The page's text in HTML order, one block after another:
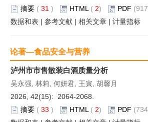
摘要 ( 31 ) HTML ( 2) PDF
数据和表 | 参考文献 | 相关文章 | 计量指标
论著—食品安全与营养
泸州市市售散装白酒质量分析
吴永强, 林莉, 何妍君, 王寅, 胡馨月
2026, 42(15): 2064-2068.
摘要 ( 33 ) HTML ( 2) PDF